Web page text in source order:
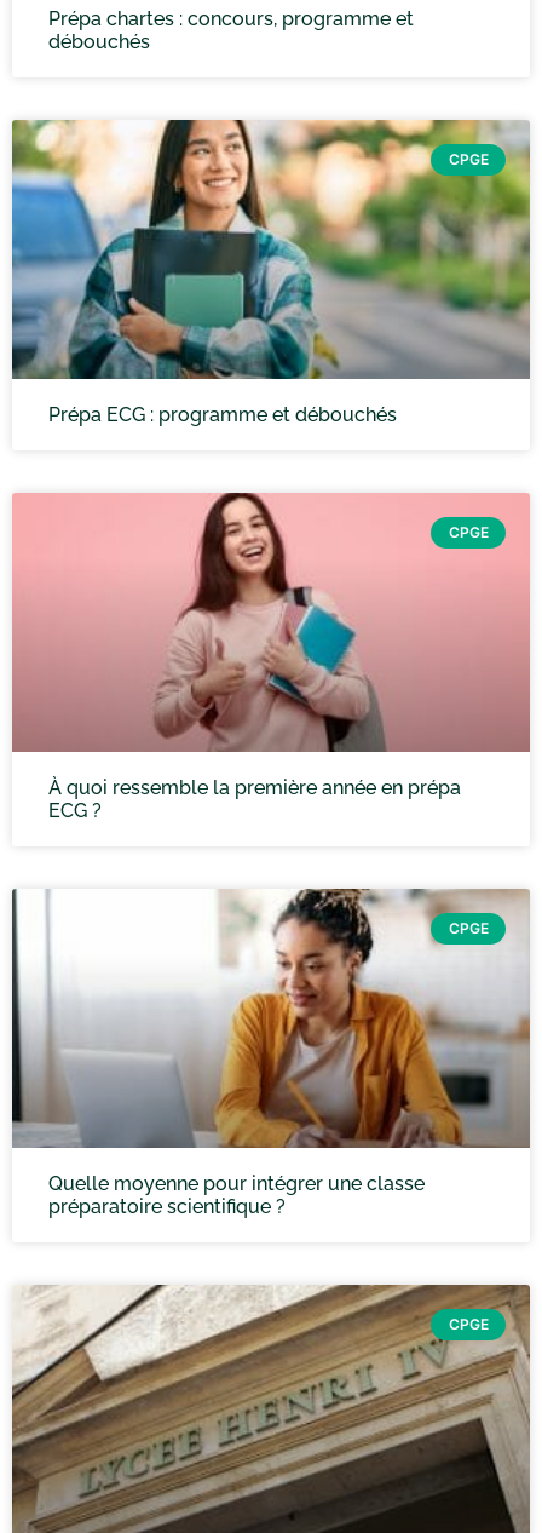
Prépa chartes : concours, programme et
débouchés
CPGE
Prépa ECG : programme et débouchés
CPGE
À quoi ressemble la première année en prépa
ECG ?
CPGE
Quelle moyenne pour intégrer une classe
préparatoire scientifique ?
CPGE